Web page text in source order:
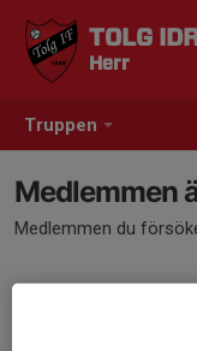
Truppen
TOLG
Herr
Medlemmen
Medlemmen du